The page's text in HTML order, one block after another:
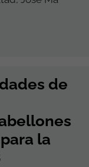
de
la